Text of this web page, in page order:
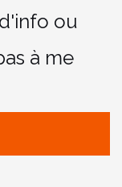
ou
à me